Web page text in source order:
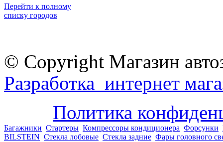
Перейти к полному
списку городов
© Copyright Магазин
Разработка интернет
Политика
Багажники Стартеры Компрессоры кондиционера Форсунки
BILSTEIN Стекла лобовые Стекла задние Фары головного